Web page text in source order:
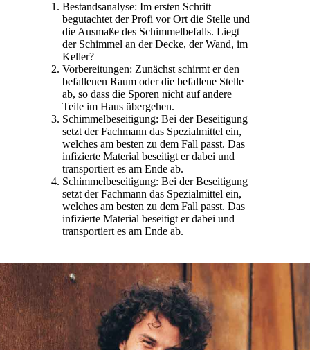
Bestandsanalyse: Im ersten Schritt
begutachtet der Profi vor Ort die Stelle und
die Ausmaße des Schimmelbefalls. Liegt
der Schimmel an der Decke, der Wand, im
Keller?
Vorbereitungen: Zunächst schirmt er den
befallenen Raum oder die befallene Stelle
ab, so dass die Sporen nicht auf andere
Teile im Haus übergehen.
Schimmelbeseitigung: Bei der Beseitigung
setzt der Fachmann das Spezialmittel ein,
welches am besten zu dem Fall passt. Das
infizierte Material beseitigt er dabei und
transportiert es am Ende ab.
Schimmelbeseitigung: Bei der Beseitigung
setzt der Fachmann das Spezialmittel ein,
welches am besten zu dem Fall passt. Das
infizierte Material beseitigt er dabei und
transportiert es am Ende ab.